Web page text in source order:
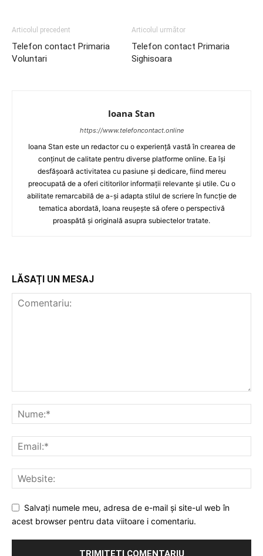
Articolul precedent
Telefon contact Primaria
Voluntari
Articolul următor
Telefon contact Primaria
Sighisoara
Ioana Stan
https://www.telefoncontact.online
Ioana Stan este un redactor cu o experiență vastă în crearea de
conținut de calitate pentru diverse platforme online. Ea își
desfășoară activitatea cu pasiune și dedicare, fiind mereu
preocupată de a oferi cititorilor informații relevante și utile. Cu o
abilitate remarcabilă de a-și adapta stilul de scriere în funcție de
tematica abordată, Ioana reușește să ofere o perspectivă
proaspătă și originală asupra subiectelor tratate.
LĂSAȚI UN MESAJ
Salvați numele meu, adresa de e-mail și site-ul web în
acest browser pentru data viitoare i comentariu.